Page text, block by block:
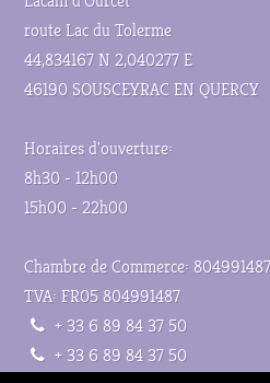
route Lac du Tolerme
44,834167 N 2,040277 E
46190 SOUSCEYRAC EN QUERCY
Horaires d'ouverture:
8h30 - 12h00
15h00 - 22h00
Chambre de Commerce:
TVA: FR05 804991487
+ 33 6 89 84 37 50
+ 33 6 89 84 37 50